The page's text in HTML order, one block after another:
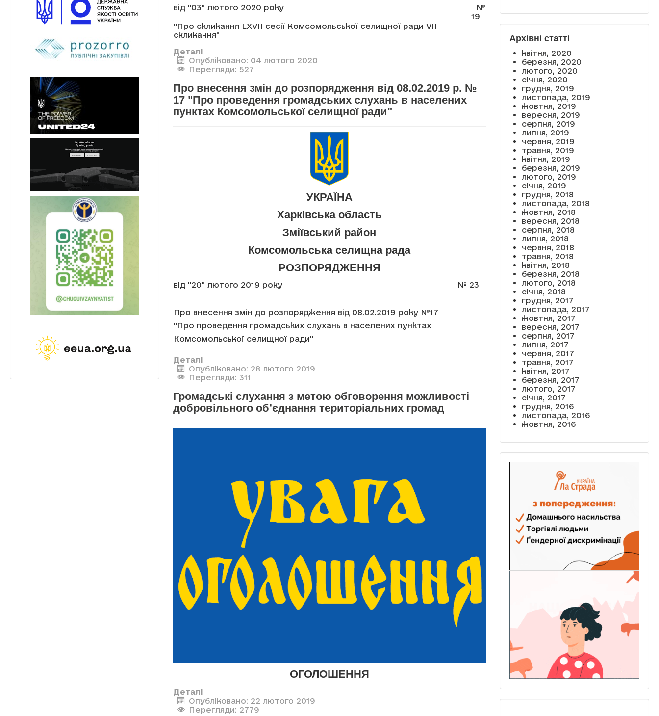
від "03" лютого 2020 року
№
19
"Про скликання LXVII сесії Комсомольської селищної ради VII
скликання"
Деталі
Опубліковано: 04 лютого 2020
Перегляди: 527
Про внесення змін до розпорядження від 08.02.2019 р. №
17 "Про проведення громадських слухань в населених
пунктах Комсомольської селищної ради"
УКРАЇНА
Харківська область
Зміївський район
Комсомольська селищна рада
РОЗПОРЯДЖЕННЯ
від "20" лютого 2019 року № 23
Про внесення змін до розпорядження від 08.02.2019 року №17
"Про проведення громадських слухань в населених пунктах
Комсомольської селищної ради"
Деталі
Опубліковано: 28 лютого 2019
Перегляди: 311
Громадські слухання з метою обговорення можливості
добровільного об’єднання територіальних громад
ОГОЛОШЕННЯ
Деталі
Опубліковано: 22 лютого 2019
Перегляди: 2779
Архівні статті
квітня, 2020
березня, 2020
лютого, 2020
січня, 2020
грудня, 2019
листопада, 2019
жовтня, 2019
вересня, 2019
серпня, 2019
липня, 2019
червня, 2019
травня, 2019
квітня, 2019
березня, 2019
лютого, 2019
січня, 2019
грудня, 2018
листопада, 2018
жовтня, 2018
вересня, 2018
серпня, 2018
липня, 2018
червня, 2018
травня, 2018
квітня, 2018
березня, 2018
лютого, 2018
січня, 2018
грудня, 2017
листопада, 2017
жовтня, 2017
вересня, 2017
серпня, 2017
липня, 2017
червня, 2017
травня, 2017
квітня, 2017
березня, 2017
лютого, 2017
січня, 2017
грудня, 2016
листопада, 2016
жовтня, 2016